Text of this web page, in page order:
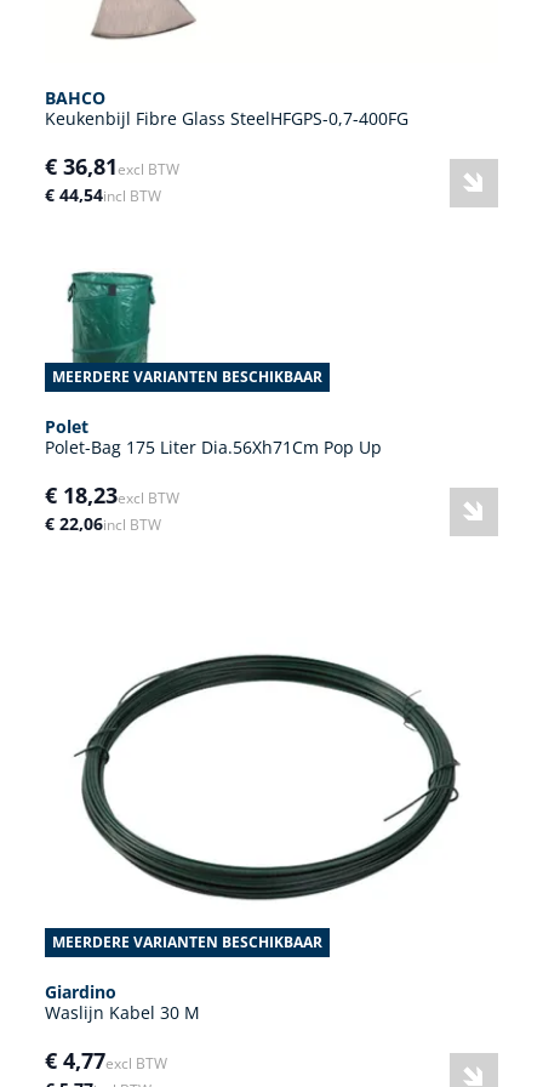
BAHCO
Keukenbijl Fibre Glass SteelHFGPS-0,7-400FG
€ 36,81excl BTW
€ 44,54incl BTW
MEERDERE VARIANTEN BESCHIKBAAR
Polet
Polet-Bag 175 Liter Dia.56Xh71Cm Pop Up
€ 18,23excl BTW
€ 22,06incl BTW
MEERDERE VARIANTEN BESCHIKBAAR
Giardino
Waslijn Kabel 30 M
€ 4,77excl BTW